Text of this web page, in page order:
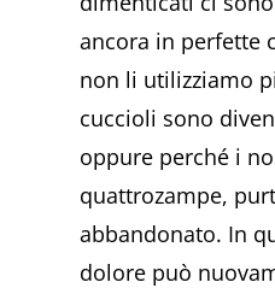
ancora in perfette
non li utilizziamo
cuccioli sono
oppure perché i
quattrozampe,
abbandonato. In
dolore può